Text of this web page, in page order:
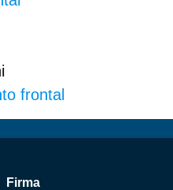
frontal
Firma